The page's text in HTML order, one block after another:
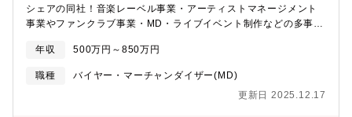
シェアの同社！音楽レーベル事業・アーティストマネージメント
事業やファンクラブ事業・MD・ライブイベント制作などの多事業
「藤井 風」など邦楽・洋楽を問わない有名アーティストも所属し
ており、洋楽人気を日本に、邦楽人気を全世界へ展開を実現すた
めに更なる成長を実現します！【役割の内容】BRAVADOはユニ
バーサルミュージックグループに属し、約40か国で展開するアー
年収 500万円～850万円
職種
バイヤー・マーチャンダイザー(MD)
更新日 2025.12.17